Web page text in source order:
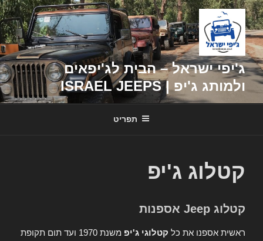
דילוג
לתוכן
ג'יפי ישראל – הבית לג'יפאים
ולמותג ג'יפ | ISRAEL JEEPS
תפריט
קטלוג ג'יפ
קטלוג Jeep אספנות
ראשית אספנו את כל קטלוגי ג'יפ
משנת 1970 ועד תום תקופת